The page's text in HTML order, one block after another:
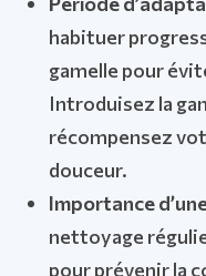
habituer
gamelle pour
Introduisez la
récompensez
douceur.
Importance
nettoyage
pour prévenir la